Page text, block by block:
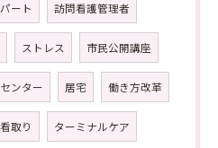
パート 訪問看護管理者
ストレス 市民公開講座
ンター 居宅 働き方改革
看取り ターミナルケア